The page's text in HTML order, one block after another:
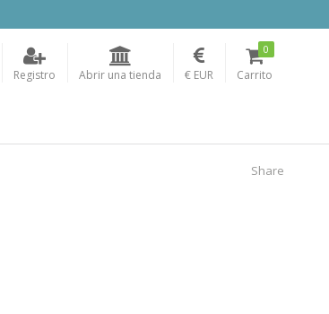
Registro Abrir una tienda € EUR Carrito
0
Share